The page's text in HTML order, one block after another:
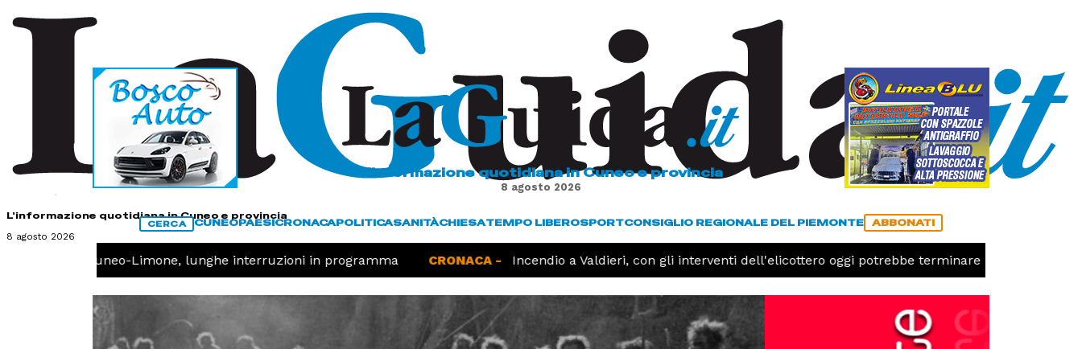
L'informazione quotidiana in Cuneo e provincia
8 agosto 2026
L'informazione quotidiana in Cuneo e provincia
8 agosto 2026
CERCA CUNEOPAESICRONACAPOLITICASANITÀCHIESATEMPO LIBEROSPORTCONSIGLIO REGIONALE DEL PIEMONTE ABBONATI
Ferrovia Cuneo-Limone, lunghe interruzioni in programma CRONACA - Incendio a Valdieri, con gli interventi dell'elicottero oggi potrebbe terminare l'emergenza